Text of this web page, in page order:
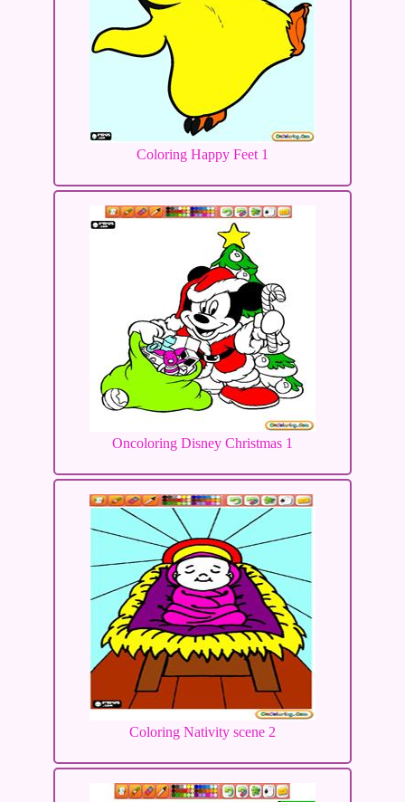
Coloring Happy Feet 1
Oncoloring Disney Christmas 1
Coloring Nativity scene 2